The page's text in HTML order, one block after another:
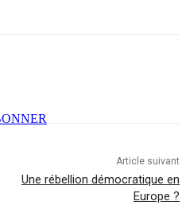
Article suivant
Une rébellion démocratique en
Europe ?